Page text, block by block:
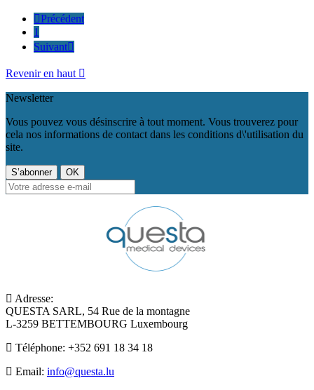
Précédent
1
Suivant
Revenir en haut 
Newsletter
Vous pouvez vous désinscrire à tout moment. Vous trouverez pour
cela nos informations de contact dans les conditions d\'utilisation du
site.
Adresse:
QUESTA SARL, 54 Rue de la montagne
L-3259 BETTEMBOURG Luxembourg
Téléphone: +352 691 18 34 18
Email: info@questa.lu